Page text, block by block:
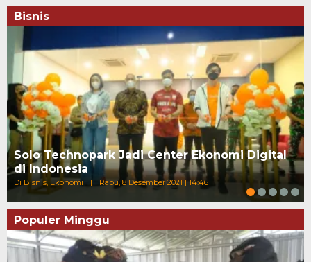
Bisnis
Solo Technopark Jadi Center Ekonomi Digital
di Indonesia
Di Bisnis, Ekonomi | Rabu, 8 Desember 2021 | 14:46
Populer Minggu